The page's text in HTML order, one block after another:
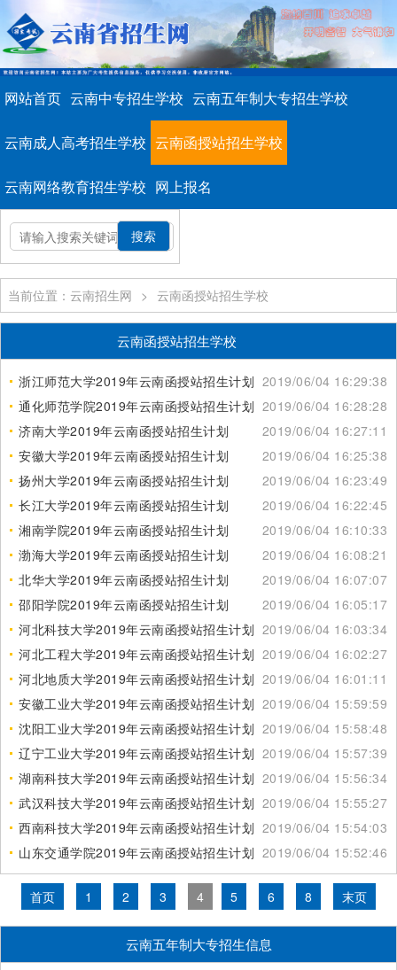
网站首页 云南中专招生学校 云南五年制大专招生学校
云南成人高考招生学校 云南函授站招生学校
云南网络教育招生学校 网上报名
当前位置：云南招生网 > 云南函授站招生学校
云南函授站招生学校
浙江师范大学2019年云南函授站招生计划 2019/06/04 16:29:38
通化师范学院2019年云南函授站招生计划 2019/06/04 16:28:28
济南大学2019年云南函授站招生计划
2019/06/04 16:27:11
安徽大学2019年云南函授站招生计划
2019/06/04 16:25:38
扬州大学2019年云南函授站招生计划
2019/06/04 16:23:49
长江大学2019年云南函授站招生计划
2019/06/04 16:22:45
湘南学院2019年云南函授站招生计划
2019/06/04 16:10:33
渤海大学2019年云南函授站招生计划
2019/06/04 16:08:21
北华大学2019年云南函授站招生计划
2019/06/04 16:07:07
邵阳学院2019年云南函授站招生计划
2019/06/04 16:05:17
河北科技大学2019年云南函授站招生计划 2019/06/04 16:03:34
河北工程大学2019年云南函授站招生计划 2019/06/04 16:02:27
河北地质大学2019年云南函授站招生计划 2019/06/04 16:01:11
安徽工业大学2019年云南函授站招生计划 2019/06/04 15:59:59
沈阳工业大学2019年云南函授站招生计划 2019/06/04 15:58:48
辽宁工业大学2019年云南函授站招生计划 2019/06/04 15:57:39
湖南科技大学2019年云南函授站招生计划 2019/06/04 15:56:34
武汉科技大学2019年云南函授站招生计划 2019/06/04 15:55:27
西南科技大学2019年云南函授站招生计划 2019/06/04 15:54:03
山东交通学院2019年云南函授站招生计划 2019/06/04 15:52:46
首页 1 2 3 4 5 6 8 末页
云南五年制大专招生信息